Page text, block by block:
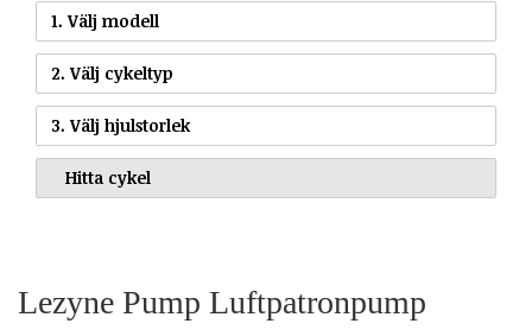
1. Välj modell
2. Välj cykeltyp
3. Välj hjulstorlek
Lezyne Pump Luftpatronpump